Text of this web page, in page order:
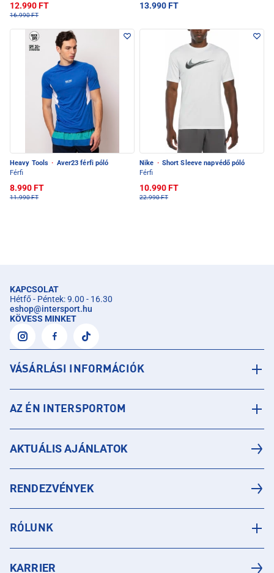
12.990 FT
16.990 FT
13.990 FT
Heavy Tools · Aver23 férfi póló
Férfi
8.990 FT
11.990 FT
Nike · Short Sleeve napvédő póló
Férfi
10.990 FT
22.990 FT
KAPCSOLAT
Hétfő - Péntek: 9.00 - 16.30
eshop@intersport.hu
KÖVESS MINKET
VÁSÁRLÁSI INFORMÁCIÓK
AZ ÉN INTERSPORTOM
AKTUÁLIS AJÁNLATOK
RENDEZVÉNYEK
RÓLUNK
KARRIER